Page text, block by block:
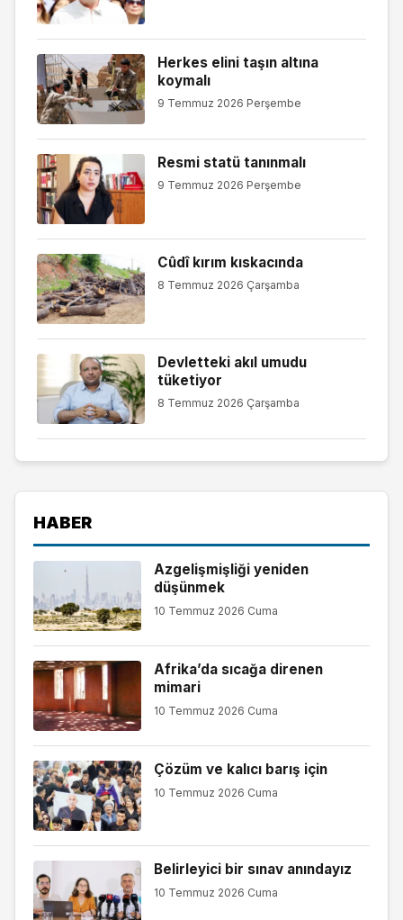
Herkes elini taşın altına
koymalı
9 Temmuz 2026 Perşembe
Resmi statü tanınmalı
9 Temmuz 2026 Perşembe
Cûdî kırım kıskacında
8 Temmuz 2026 Çarşamba
Devletteki akıl umudu
tüketiyor
8 Temmuz 2026 Çarşamba
HABER
Azgelişmişliği yeniden
düşünmek
10 Temmuz 2026 Cuma
Afrika’da sıcağa direnen
mimari
10 Temmuz 2026 Cuma
Çözüm ve kalıcı barış için
10 Temmuz 2026 Cuma
Belirleyici bir sınav anındayız
10 Temmuz 2026 Cuma